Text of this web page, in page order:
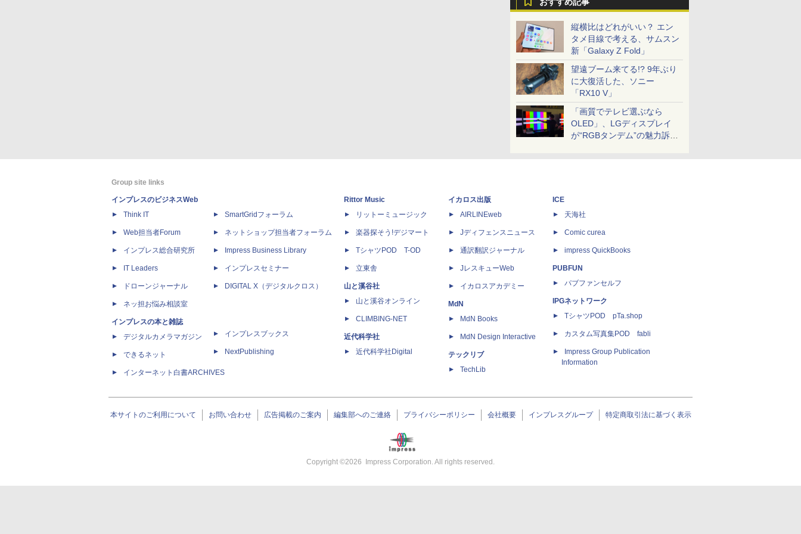
縦横比はどれがいい？ エン
タメ目線で考える、サムスン
新「Galaxy Z Fold」
望遠ブーム来てる!? 9年ぶり
に大復活した、ソニー
「RX10 V」
「画質でテレビ選ぶなら
OLED」、LGディスプレイ
が“RGBタンデム”の魅力訴
Group site links
インプレスのビジネスWeb
Think IT
Web担当者Forum
インプレス総合研究所
IT Leaders
ドローンジャーナル
ネッ担お悩み相談室
インプレスの本と雑誌
デジタルカメラマガジン
できるネット
インターネット白書ARCHIVES
SmartGridフォーラム
ネットショップ担当者フォーラム
Impress Business Library
インプレスセミナー
DIGITAL X（デジタルクロス）
インプレスブックス
NextPublishing
Rittor Music
リットーミュージック
楽器探そう!デジマート
TシャツPOD T-OD
立東舎
山と溪谷社
山と溪谷オンライン
CLIMBING-NET
近代科学社
近代科学社Digital
イカロス出版
AIRLINEweb
Jディフェンスニュース
通訳翻訳ジャーナル
JレスキューWeb
イカロスアカデミー
MdN
MdN Books
MdN Design Interactive
テックリブ
TechLib
ICE
天海社
Comic curea
impress QuickBooks
PUBFUN
パブファンセルフ
IPGネットワーク
TシャツPOD pTa.shop
カスタム写真集POD fabli
Impress Group Publication
Information
本サイトのご利用について お問い合わせ 広告掲載のご案内 編集部へのご連絡 プライバシーポリシー 会社概要 インプレスグループ 特定商取引法に基づく表示
Copyright ©2026 Impress Corporation. All rights reserved.